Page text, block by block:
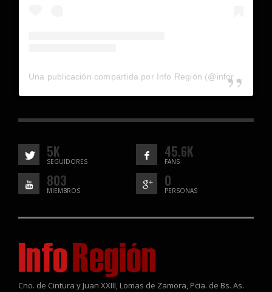
Una publicación compartida por Info Región (@inforegion_redes)
5K
SEGUIDORES
45.6K
FANS
803
MIEMBROS
0
PERSONAS
Cno. de Cintura y Juan XXIII, Lomas de Zamora, Pcia. de Bs. As.